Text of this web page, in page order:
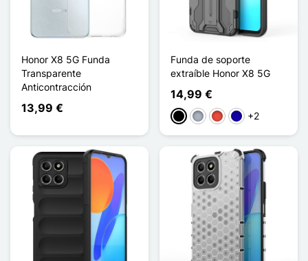
Honor X8 5G Funda
Transparente
Anticontracción
13,99 €
Funda de soporte
extraíble Honor X8 5G
14,99 €
NegroGris RojoAzul oscuro
+2